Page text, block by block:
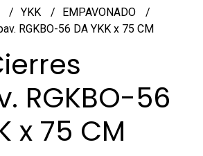
YKK
EMPAVONADO
RGKBO-56 DA YKK x 75 CM
RGKBO-56
x 75 CM